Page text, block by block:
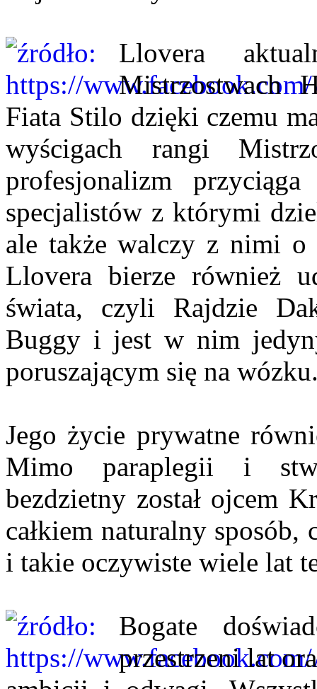
Llovera
Mistrzostwach
Fiata Stilo dzięki czemu
wyścigach rangi
profesjonalizm
specjalistów z którymi
ale także walczy z nimi
Llovera bierze również
świata, czyli Rajdzie
Buggy i jest w nim
poruszającym się na
Jego życie prywatne
Mimo paraplegii i
bezdzietny został ojcem
całkiem naturalny
i takie oczywiste wiele lat
Bogate
przestrzeni lat